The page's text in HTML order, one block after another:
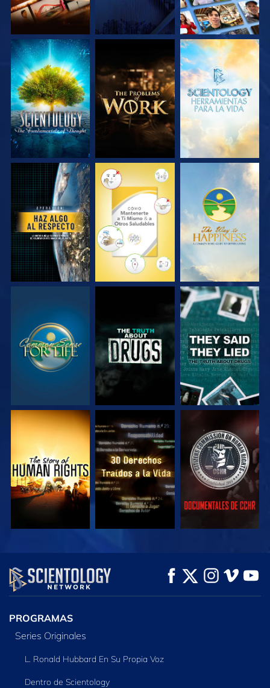
EXPLORA LAS
SERIES
EXPLORA LAS
SERIES
EXPLORA LAS
SERIES
VE VE VE
VE VE
VE VE VE
VE
EXPLORA LAS
SERIES
PROGRAMAS
Series Originales
L. Ronald Hubbard En Su Propia Voz
Dentro de Scientology